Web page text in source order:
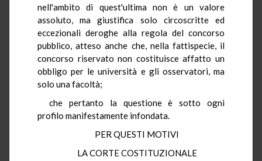
nell'ambito di quest'ultima non è un valore
assoluto, ma giustifica solo circoscritte ed
eccezionali deroghe alla regola del concorso
pubblico, atteso anche che, nella fattispecie, il
concorso riservato non costituisce affatto un
obbligo per le università e gli osservatori, ma
solo una facoltà;
che pertanto la questione è sotto ogni
profilo manifestamente infondata.
PER QUESTI MOTIVI
LA CORTE COSTITUZIONALE